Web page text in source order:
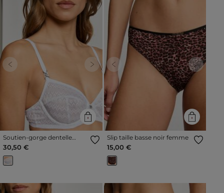
Previous Next
Soutien-gorge dentelle
blanc femme
30,50 €
Previous Next
Slip taille basse noir femme
15,00 €